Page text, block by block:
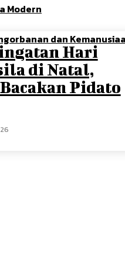
Modern
dan
Hari
di Natal,
Pidato